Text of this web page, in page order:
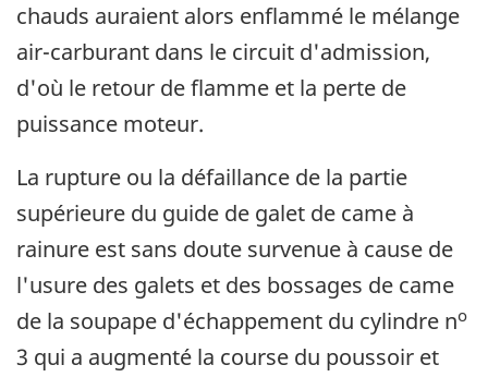
chauds auraient alors enflammé le mélange
air-carburant dans le circuit d'admission,
d'où le retour de flamme et la perte de
puissance moteur.
La rupture ou la défaillance de la partie
supérieure du guide de galet de came à
rainure est sans doute survenue à cause de
l'usure des galets et des bossages de came
de la soupape d'échappement du cylindre no
3 qui a augmenté la course du poussoir et